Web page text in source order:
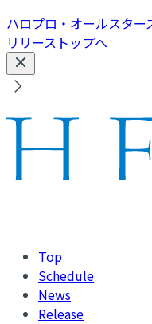
ハロプロ・オールスター
リリーストップへ
Top
Schedule
News
Release